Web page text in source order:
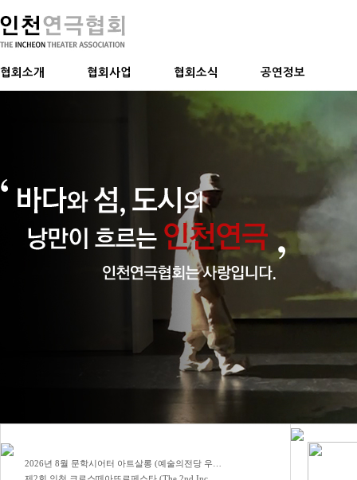
협회소개 협회사업 협회소식 공연정보
2026년 8월 문학시어터 아트살롱 (예술의전당 우…